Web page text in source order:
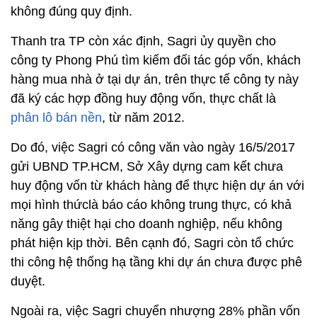
không đúng quy định.
Thanh tra TP còn xác định, Sagri ủy quyền cho
công ty Phong Phú tìm kiếm đối tác góp vốn, khách
hàng mua nhà ở tại dự án, trên thực tế công ty này
đã ký các hợp đồng huy động vốn, thực chất là
phân lô bán nền, từ năm 2012.
Do đó, việc Sagri có công văn vào ngày 16/5/2017
gửi UBND TP.HCM, Sở Xây dựng cam kết chưa
huy động vốn từ khách hàng để thực hiện dự án với
mọi hình thứclà báo cáo không trung thực, có khả
năng gây thiệt hại cho doanh nghiệp, nếu không
phát hiện kịp thời. Bên cạnh đó, Sagri còn tổ chức
thi công hệ thống hạ tầng khi dự án chưa được phê
duyệt.
Ngoài ra, việc Sagri chuyển nhượng 28% phần vốn